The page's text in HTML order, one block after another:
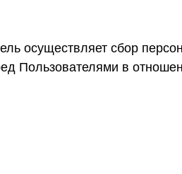
осуществляет сбор
Пользователями в